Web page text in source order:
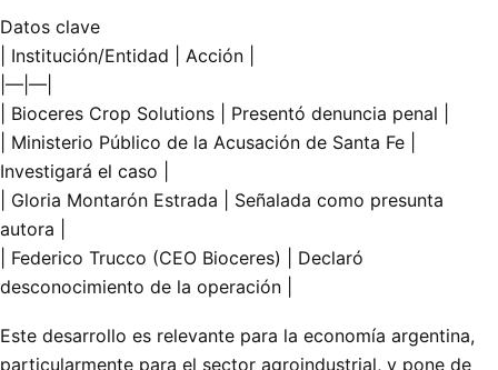
Datos clave
| Institución/Entidad | Acción |
|—|—|
| Bioceres Crop Solutions | Presentó denuncia penal |
| Ministerio Público de la Acusación de Santa Fe |
Investigará el caso |
| Gloria Montarón Estrada | Señalada como presunta
autora |
| Federico Trucco (CEO Bioceres) | Declaró
desconocimiento de la operación |
Este desarrollo es relevante para la economía argentina,
particularmente para el sector agroindustrial, y pone de